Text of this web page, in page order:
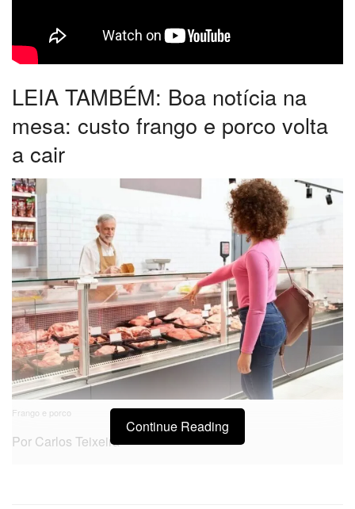
LEIA TAMBÉM: Boa notícia na
mesa: custo frango e porco volta
a cair
Frango e porco
Por Carlos Teixeira
Continue Reading